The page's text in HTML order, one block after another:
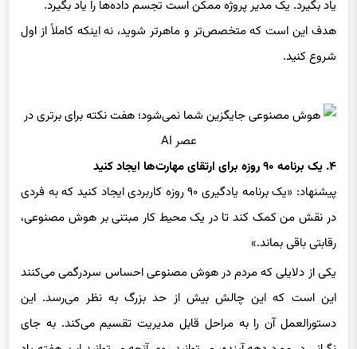
هدف این است که متخصص‌تر و ماهرتر شوید، نه اینکه کاملاً از اول
شروع کنید.
پیشنهاد: «یک برنامه یادگیری ۹۰ روزه کاربردی ایجاد کنید که به فردی
در نقش من کمک کند تا در یک محیط کار مبتنی بر هوش مصنوعی،
رقابتی باقی بماند.»
یکی از دلایلی که مردم در هوش مصنوعی احساس سردرگمی می‌کنند
این است که این چالش بیش از حد بزرگ به نظر می‌رسد. این
دستورالعمل آن را به مراحل قابل مدیریت تقسیم می‌کند. به جای
نگرانی در مورد دهه آینده، می‌توانید روی آنچه می‌توانید این هفته یاد